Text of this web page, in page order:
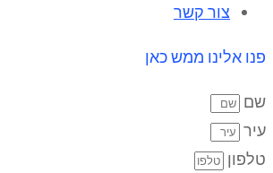
צור קשר
פנו אלינו ממש כאן
שם
עיר
טלפון